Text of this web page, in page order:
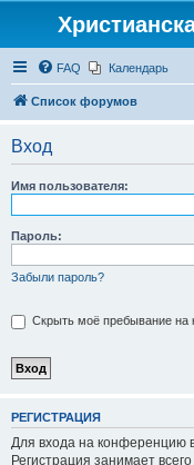
FAQ Календарь
Список форумов
Вход
Имя пользователя:
Пароль:
Забыли пароль?
Скрыть моё пребывание на
РЕГИСТРАЦИЯ
Для входа на конференцию
Регистрация занимает